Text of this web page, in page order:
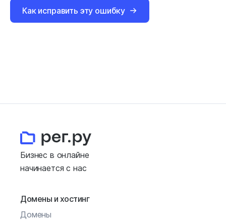
Как исправить эту ошибку
Бизнес в онлайне
начинается с нас
Домены и хостинг
Домены